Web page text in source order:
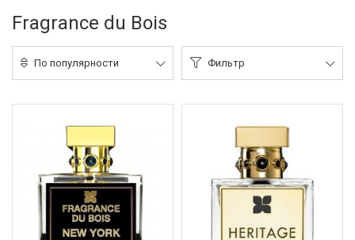
Fragrance du Bois
По популярности Фильтр